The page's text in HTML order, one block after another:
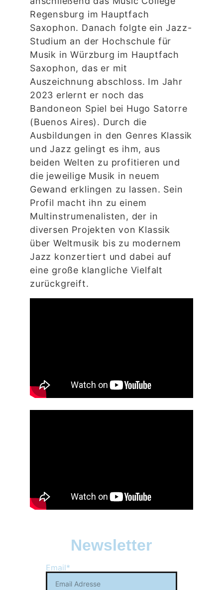
Regensburg im Hauptfach
Saxophon. Danach folgte ein Jazz-
Studium an der Hochschule für
Musik in Würzburg im Hauptfach
Saxophon, das er mit
Auszeichnung abschloss. Im Jahr
2023 erlernt er noch das
Bandoneon Spiel bei Hugo Satorre
(Buenos Aires). Durch die
Ausbildungen in den Genres Klassik
und Jazz gelingt es ihm, aus
beiden Welten zu profitieren und
die jeweilige Musik in neuem
Gewand erklingen zu lassen. Sein
Profil macht ihn zu einem
Multinstrumenalisten, der in
diversen Projekten von Klassik
über Weltmusik bis zu modernem
Jazz konzertiert und dabei auf
eine große klangliche Vielfalt
zurückgreift.
Email*
Newsletter